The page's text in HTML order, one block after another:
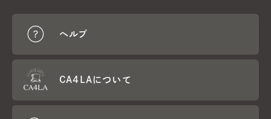
ヘルプ
CA4LAについて